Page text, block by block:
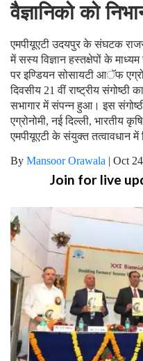
वैज्ञानिको को
एमपीयूएटी उदयपुर के संघटक
में सस्य विज्ञान हस्तक्षेपों के
पर इण्डियन सोसायटी आॅफ
दिवसीय 21 वीं राष्ट्रीय
सभागार में संपन्न हुआ। इस
एग्रोनोमी, नई दिल्ली, भारतीय
एमपीयूएटी के संयुक्त तत्वावधान में
By Mansoor Orawala | Oct
Join for live